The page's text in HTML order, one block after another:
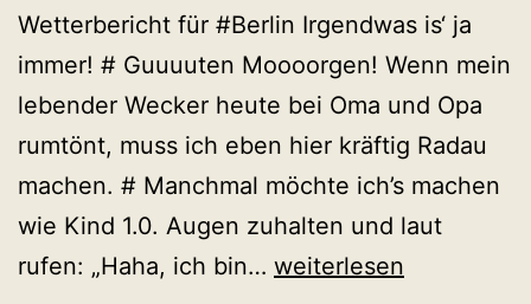
Wetterbericht für #Berlin Irgendwas is‘ ja
immer! # Guuuuten Moooorgen! Wenn mein
lebender Wecker heute bei Oma und Opa
rumtönt, muss ich eben hier kräftig Radau
machen. # Manchmal möchte ich’s machen
wie Kind 1.0. Augen zuhalten und laut
rufen: „Haha, ich bin… Twitter
weiterlesen